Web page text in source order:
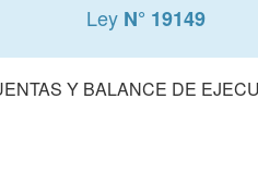
Ley N° 19149
Y BALANCE DE